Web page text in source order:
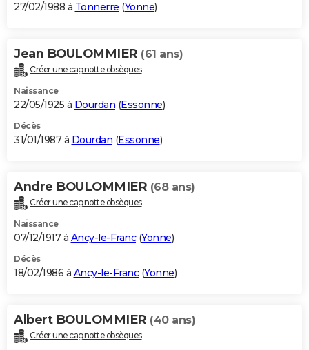
27/02/1988 à Tonnerre (Yonne)
Jean BOULOMMIER (61 ans)
Créer une cagnotte obsèques
Naissance
22/05/1925 à Dourdan (Essonne)
Décès
31/01/1987 à Dourdan (Essonne)
Andre BOULOMMIER (68 ans)
Créer une cagnotte obsèques
Naissance
07/12/1917 à Ancy-le-Franc(Yonne)
Décès
18/02/1986 à Ancy-le-Franc(Yonne)
Albert BOULOMMIER (40 ans)
Créer une cagnotte obsèques